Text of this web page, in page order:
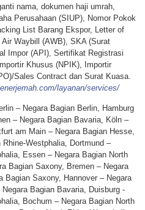
nama, dokumen haji umrah,
Perusahaan (SIUP), Nomor Pokok
List Barang Ekspor, Letter of
Waybill (AWB), SKA (Surat
Impor (API), Sertifikat Registrasi
Khusus (NPIK), Importir
Sales Contract dan Surat Kuasa.
layanan/services/
– Negara Bagian Berlin, Hamburg
– Negara Bagian Bavaria, Köln –
am Main – Negara Bagian Hesse,
Westphalia, Dortmund –
Essen – Negara Bagian North
Bagian Saxony, Bremen – Negara
Bagian Saxony, Hannover – Negara
Bagian Bavaria, Duisburg -
Bochum – Negara Bagian North